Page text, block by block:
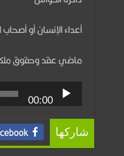
أعداء الإنسان أو أصحاب
ماضي عقد وحقوق
00:00
شاركها